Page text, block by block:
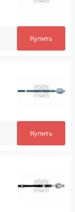
Купить
Купить